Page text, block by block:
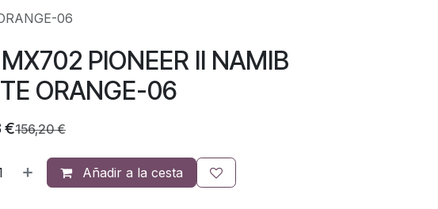
06
PIONEER II NAMIB
ORANGE-06
€156,20€
Añadir a la cesta